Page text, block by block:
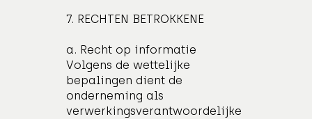
7. RECHTEN BETROKKENE
a. Recht op informatie
Volgens de wettelijke
bepalingen dient de
onderneming als
verwerkingsverantwoordelijke